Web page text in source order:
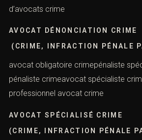
d’avocats crime
AVOCAT DÉNONCIATION CRIME
(CRIME, INFRACTION PÉNALE
avocat obligatoire crimepénaliste
pénaliste crimeavocat spécialiste
professionnel avocat crime
AVOCAT SPÉCIALISÉ CRIME
(CRIME, INFRACTION PÉNALE